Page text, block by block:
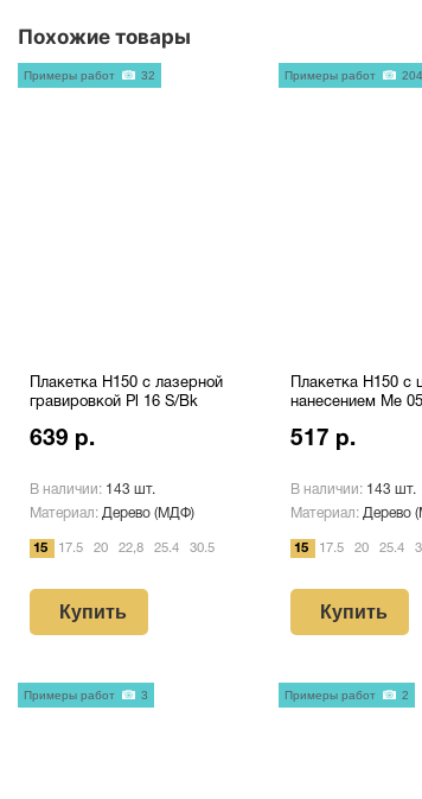
Похожие товары
Плакетка H150 с лазерной
гравировкой Pl 16 S/Bk
639 р.
В наличии: 143 шт.
Материал: Дерево (МДФ)
15 17.5 20 22,8 25.4 30.5
Купить
Примеры работ 32
Плакетка H150 с
нанесением Me
517 р.
В наличии: 143 шт.
Материал: Дерево
15 17.5 20 25.4
Купить
Примеры работ 204
Примеры работ 3 Примеры работ 2